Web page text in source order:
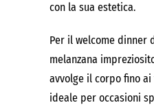
con la sua estetica.
Per il welcome dinner
melanzana
avvolge il corpo fino
ideale per occasioni